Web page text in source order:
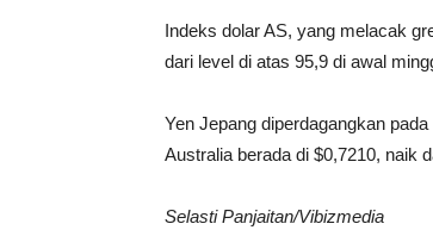
Indeks dolar AS, yang melacak
dari level di atas 95,9 di awal
Yen Jepang diperdagangkan
Australia berada di $0,7210, naik
Selasti Panjaitan/Vibizmedia